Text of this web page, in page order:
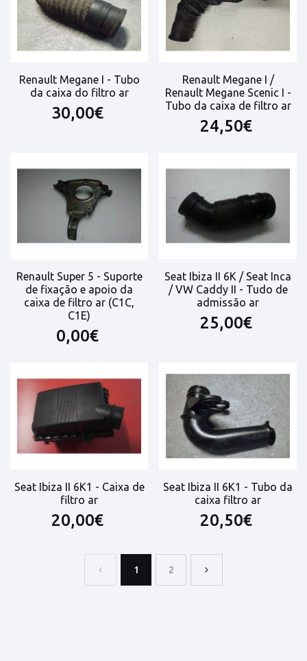
Renault Megane I - Tubo
da caixa do filtro ar
30,00€
Renault Megane I /
Renault Megane Scenic I -
Tubo da caixa de filtro ar
24,50€
Renault Super 5 - Suporte
de fixação e apoio da
caixa de filtro ar (C1C,
C1E)
0,00€
Seat Ibiza II 6K / Seat Inca
/ VW Caddy II - Tudo de
admissão ar
25,00€
Seat Ibiza II 6K1 - Caixa de
filtro ar
20,00€
Seat Ibiza II 6K1 - Tubo da
caixa filtro ar
20,50€
1 2